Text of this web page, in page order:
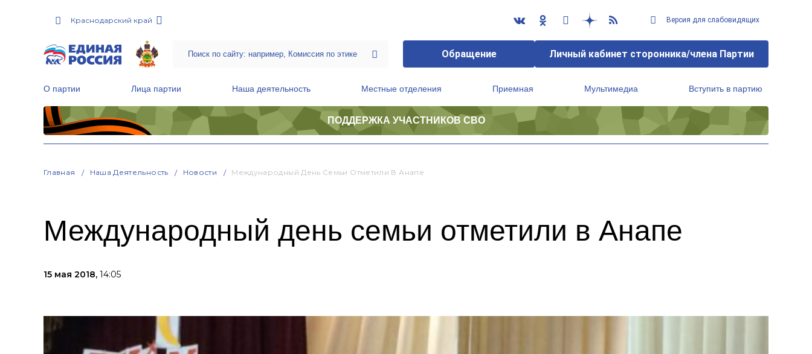
Краснодарский край Версия для слабовидящих
Обращение Личный кабинет сторонника/члена Партии
О партии Лица партии Наша деятельность Местные отделения Приемная Мультимедиа Вступить в партию
ПОДДЕРЖКА УЧАСТНИКОВ СВО
Главная Наша Деятельность Новости Международный День Семьи Отметили В Анапе
Международный день семьи отметили в Анапе
15 мая 2018, 14:05